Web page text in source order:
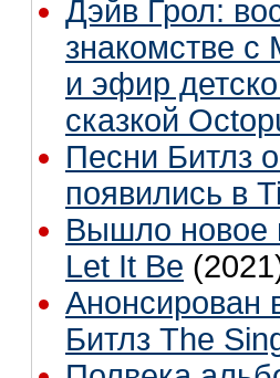
Дэйв Грол:
знакомстве с
и эфир
сказкой
Песни Битлз
появились в
Вышло новое
Let It Be
Анонсирован
Битлз The